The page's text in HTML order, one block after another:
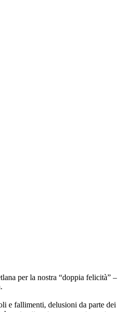
per la nostra “doppia felicità” –
e fallimenti, delusioni da parte dei